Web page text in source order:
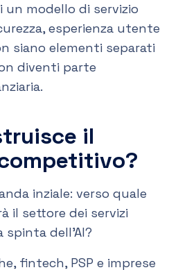
un modello di servizio
esperienza utente
siano elementi separati
diventi parte
il
inziale: verso quale
il settore dei servizi
spinta dell’AI?
fintech, PSP e imprese